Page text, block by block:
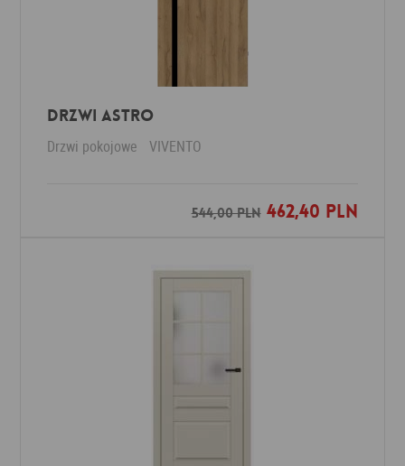
Drzwi ASTRO
Drzwi pokojowe VIVENTO
544,00 PLN462,40 PLN
Dodaj do ulubionych